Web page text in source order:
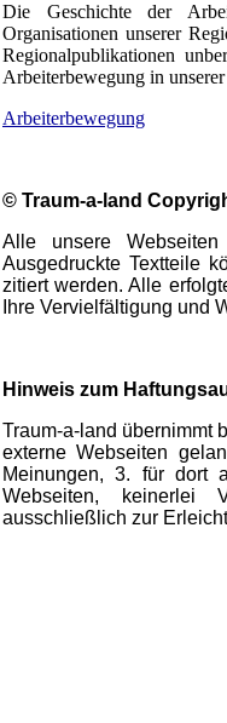
Die Geschichte der
Organisationen unserer
Regionalpublikationen
Arbeiterbewegung in
Arbeiterbewegung
© Traum-a-land
Alle unsere
Ausgedruckte Textteile
zitiert werden. Alle
Ihre Vervielfältigung und
Hinweis zum
Traum-a-land übernimmt
externe Webseiten
Meinungen, 3. für dort
Webseiten, keinerlei
ausschließlich zur